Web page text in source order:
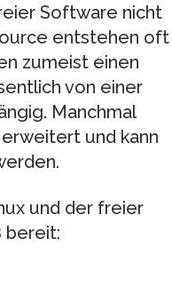
Software nicht
entstehen oft
zumeist einen
von einer
Manchmal
und kann
und der freier
bereit: